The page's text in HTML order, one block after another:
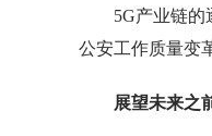
5G产业链
公安工作质量变
展望未来之